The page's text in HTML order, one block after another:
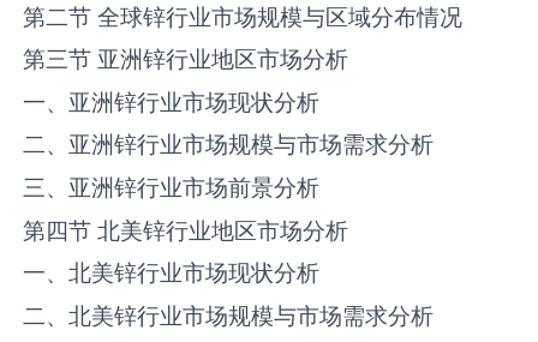
第二节 全球‌锌‌行业市场规模与区域分布情况
第三节 亚洲‌锌‌行业地区市场分析
一、亚洲‌锌‌行业市场现状分析
二、亚洲‌锌‌行业市场规模与市场需求分析
三、亚洲‌锌‌行业市场前景分析
第四节 北美‌锌‌行业地区市场分析
一、北美‌锌‌行业市场现状分析
二、北美‌锌‌行业市场规模与市场需求分析